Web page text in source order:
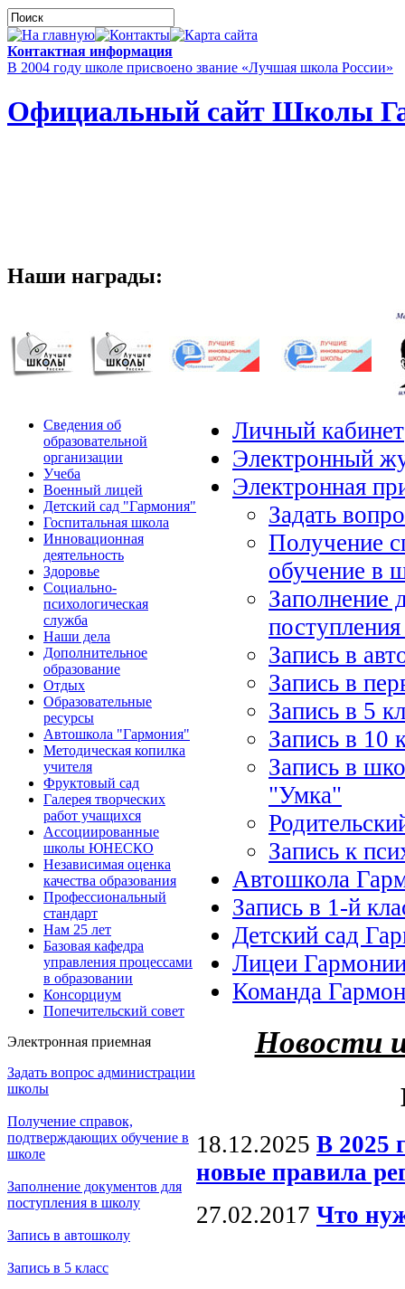
Контактная информация
В 2004 году школе присвоено звание «Лучшая школа России»
Официальный сайт Школы
Наши награды:
Сведения об
образовательной
организации
Учеба
Военный лицей
Детский сад "Гармония"
Госпитальная школа
Инновационная
деятельность
Здоровье
Социально-
психологическая
служба
Наши дела
Дополнительное
образование
Отдых
Образовательные
ресурсы
Автошкола "Гармония"
Методическая копилка
учителя
Фруктовый сад
Галерея творческих
работ учащихся
Ассоциированные
школы ЮНЕСКО
Независимая оценка
качества образования
Профессиональный
стандарт
Нам 25 лет
Базовая кафедра
управления процессами
в образовании
Консорциум
Попечительский совет
Электронная приемная
Задать вопрос администрации
школы
Получение справок,
подтверждающих обучение в
школе
Заполнение документов для
поступления в школу
Запись в автошколу
Запись в 5 класс
Личный кабинет
Электронный
Электронная
Задать
Получение
обучение в
Заполнение
Запись в
Запись в
Запись в 5
Запись в 10
Запись в
"Умка"
Запись к
Автошкола
Запись в 1-й
Детский сад
Лицеи
Команда
Новости
18.12.2025 В 2025
новые правила
27.02.2017 Что